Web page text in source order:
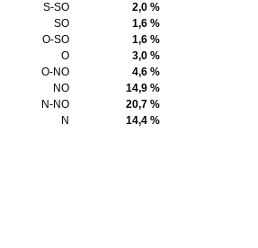
S-SO
2,0 %
SO
1,6 %
O-SO
1,6 %
O
3,0 %
O-NO
4,6 %
NO
14,9 %
N-NO
20,7 %
N
14,4 %